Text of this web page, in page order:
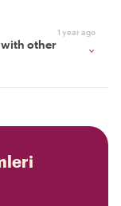
1 year ago
other